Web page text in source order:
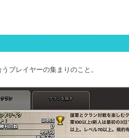
プレイヤーの集まりのこと。